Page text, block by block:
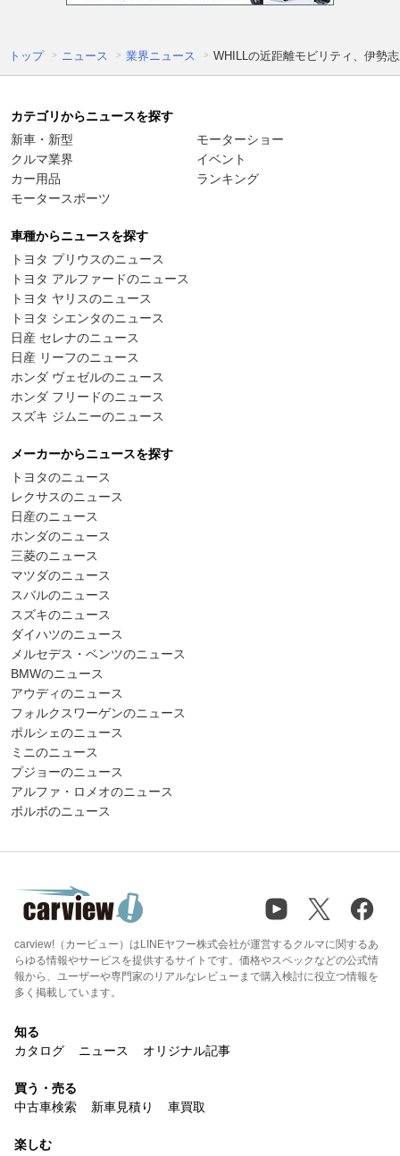
トップ ニュース 業界ニュース WHILLの近距離モビリティ、伊勢
カテゴリからニュースを探す
新車・新型
クルマ業界
カー用品
モータースポーツ
モーターショー
イベント
ランキング
車種からニュースを探す
トヨタ プリウスのニュース
トヨタ アルファードのニュース
トヨタ ヤリスのニュース
トヨタ シエンタのニュース
日産 セレナのニュース
日産 リーフのニュース
ホンダ ヴェゼルのニュース
ホンダ フリードのニュース
スズキ ジムニーのニュース
メーカーからニュースを探す
トヨタのニュース
レクサスのニュース
日産のニュース
ホンダのニュース
三菱のニュース
マツダのニュース
スバルのニュース
スズキのニュース
ダイハツのニュース
メルセデス・ベンツのニュース
BMWのニュース
アウディのニュース
フォルクスワーゲンのニュース
ポルシェのニュース
ミニのニュース
プジョーのニュース
アルファ・ロメオのニュース
ボルボのニュース
carview!（カービュー）はLINEヤフー株式会社が運営するクルマに関するあ
らゆる情報やサービスを提供するサイトです。価格やスペックなどの公式情
報から、ユーザーや専門家のリアルなレビューまで購入検討に役立つ情報を
多く掲載しています。
知る
カタログ
ニュース オリジナル記事
買う・売る
中古車検索
新車見積り 車買取
楽しむ